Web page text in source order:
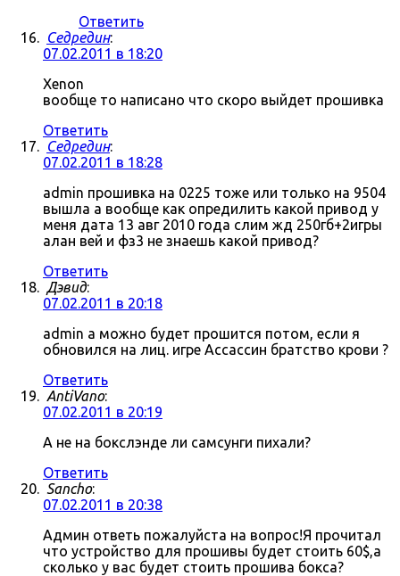
Ответить
Седредин:
07.02.2011 в 18:20
Xenon
вообще то написано что скоро выйдет прошивка
Ответить
Седредин:
07.02.2011 в 18:28
admin прошивка на 0225 тоже или только на 9504
вышла а вообще как опредилить какой привод у
меня дата 13 авг 2010 года слим жд 250гб+2игры
алан вей и фз3 не знаешь какой привод?
Ответить
Дэвид:
07.02.2011 в 20:18
admin а можно будет прошится потом, если я
обновился на лиц. игре Ассассин братство крови ?
Ответить
AntiVano:
07.02.2011 в 20:19
А не на бокслэнде ли самсунги пихали?
Ответить
Sancho:
07.02.2011 в 20:38
Админ ответь пожалуйста на вопрос!Я прочитал
что устройство для прошивы будет стоить 60$,а
сколько у вас будет стоить прошива бокса?